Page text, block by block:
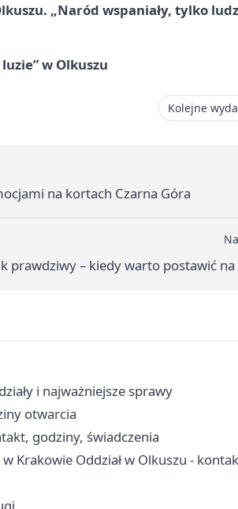
„Naród wspaniały, tylko
w Olkuszu
Kolejne
na kortach Czarna Góra
prawdziwy – kiedy warto postawić
i najważniejsze sprawy
otwarcia
godziny, świadczenia
Krakowie Oddział w Olkuszu -